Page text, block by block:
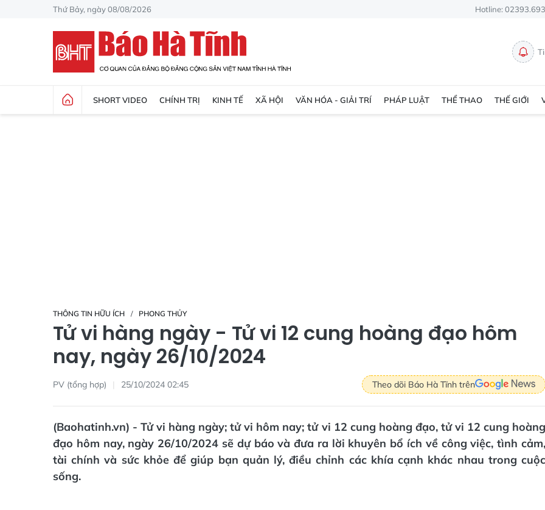
Thứ Bảy, ngày 08/08/2026 Hotline:
SHORT VIDEO CHÍNH TRỊ KINH TẾ XÃ HỘI VĂN HÓA - GIẢI TRÍ PHÁP LUẬT THỂ THAO THẾ GIỚI
THÔNG TIN HỮU ÍCH PHONG THỦY
Tử vi hàng ngày - Tử vi 12 cung hoàng đạo hôm
nay, ngày 26/10/2024
PV (tổng hợp) 25/10/2024 02:45 Theo dõi Báo Hà Tĩnh trên
(Baohatinh.vn) - Tử vi hàng ngày; tử vi hôm nay; tử vi 12 cung hoàng đạo, tử vi 12 cung hoàng
đạo hôm nay, ngày 26/10/2024 sẽ dự báo và đưa ra lời khuyên bổ ích về công việc, tình cảm,
tài chính và sức khỏe để giúp bạn quản lý, điều chỉnh các khía cạnh khác nhau trong cuộc
sống.